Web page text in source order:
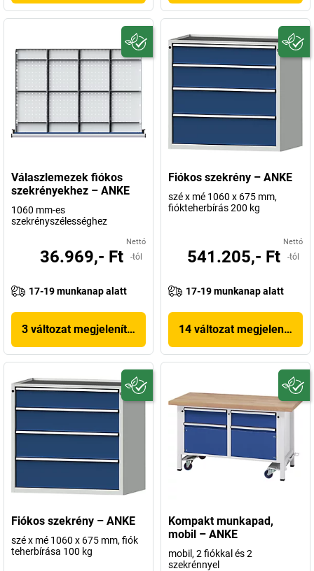
Válaszlemezek fiókos
szekrényekhez – ANKE
1060 mm-es
szekrényszélességhez
Nettó
36.969,- Ft -tól
17-19 munkanap alatt
3 változat megjelenítése
Fiókos szekrény – ANKE
szé x mé 1060 x 675 mm,
fiókteherbírás 200 kg
Nettó
541.205,- Ft -tól
17-19 munkanap alatt
14 változat megjelenítése
Fiókos szekrény – ANKE
szé x mé 1060 x 675 mm, fiók
teherbírása 100 kg
Kompakt munkapad,
mobil – ANKE
mobil, 2 fiókkal és 2
szekrénnyel